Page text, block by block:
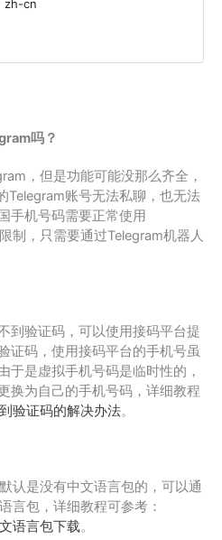
zh-cn
吗？
，但是功能可能没那么齐全，
Telegram账号无法私聊，也无法
手机号码需要正常使用
制，只需要通过Telegram机器人
到验证码，可以使用接码平台提
证码，使用接码平台的手机号虽
于是虚拟手机号码是临时性的，
换为自己的手机号码，详细教程
验证码的解决办法。
认是没有中文语言包的，可以通
言包，详细教程可参考：
语言包下载。